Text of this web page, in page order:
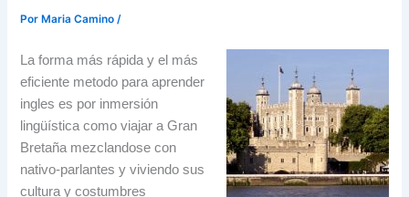
Por Maria Camino/
La forma más rápida y el más
eficiente metodo para aprender
ingles es por inmersión
lingüística como viajar a Gran
Bretaña mezclandose con
nativo-parlantes y viviendo sus
cultura y costumbres